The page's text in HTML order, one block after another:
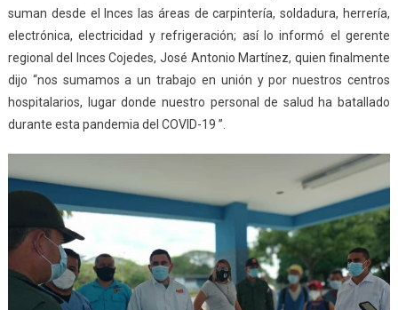
suman desde el Inces las áreas de carpintería, soldadura, herrería,
electrónica, electricidad y refrigeración; así lo informó el gerente
regional del Inces Cojedes, José Antonio Martínez, quien finalmente
dijo “nos sumamos a un trabajo en unión y por nuestros centros
hospitalarios, lugar donde nuestro personal de salud ha batallado
durante esta pandemia del COVID-19 ”.